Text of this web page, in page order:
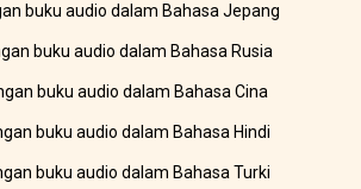
buku audio dalam Bahasa Jepang
buku audio dalam Bahasa Rusia
buku audio dalam Bahasa Cina
buku audio dalam Bahasa Hindi
buku audio dalam Bahasa Turki